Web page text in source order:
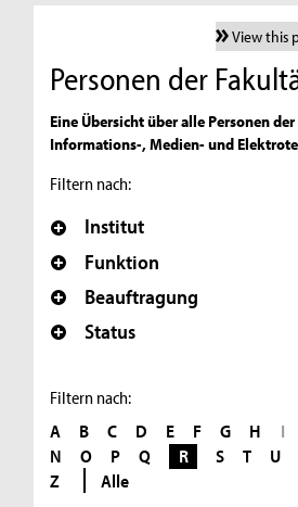
View this
Personen der
Eine Übersicht über alle Personen
Informations-, Medien- und
Filtern nach:
Institut
Funktion
Beauftragung
Status
Filtern nach:
A B C D E F G H I
N
O P Q R S T U
Z
Alle